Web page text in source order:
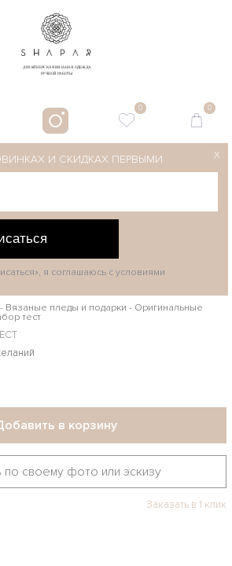
0 0
И СКИДКАХ ПЕРВЫМИ X
я соглашаюсь с условиями
- Вязаные пледы и подарки - Оригинальные
тест
в корзину
по своему фото или эскизу
Заказать в 1 клик